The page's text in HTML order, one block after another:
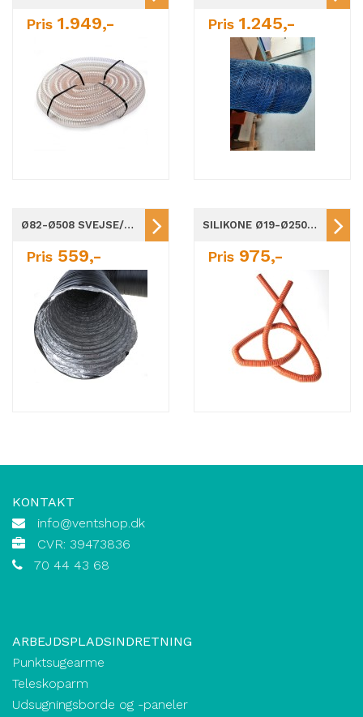
Pris 1.949,- Pris 1.245,-
Ø82-Ø508 SVEJSE/VARMLUFTSLANGE / 10 METER
Pris 559,-
SILIKONE Ø19-Ø250MM / 4 M RL. VENTILATIONSSLANGE/HØJTEMPERATUR.
Pris 975,-
KONTAKT
info@ventshop.dk
CVR: 39473836
70 44 43 68
ARBEJDSPLADSINDRETNING
Punktsugearme
Teleskoparm
Udsugningsborde og -paneler